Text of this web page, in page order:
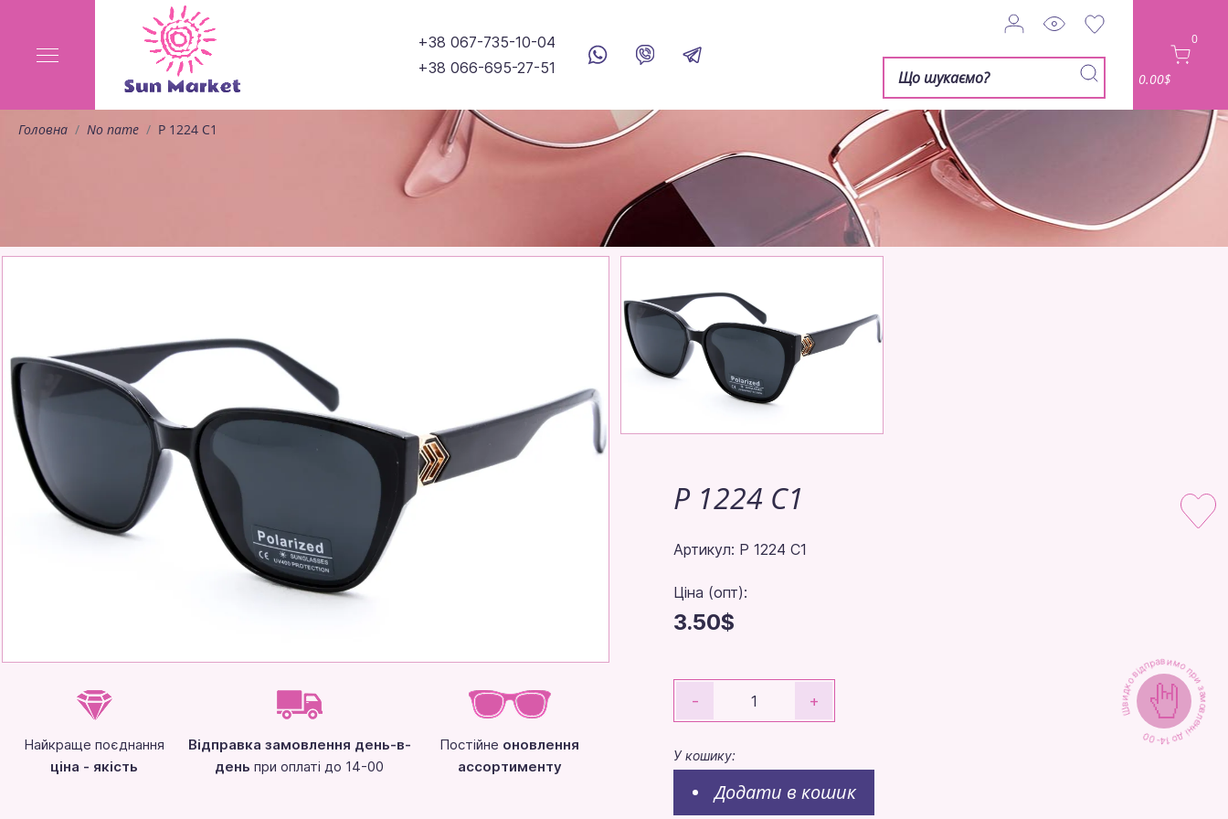
+38 067-735-10-04
+38 066-695-27-51
0
0.00$
Головна No name P 1224 C1
Найкраще поєднання
ціна - якість
Відправка замовлення день-в-
день при оплаті до 14-00
Постійне оновлення
ассортименту
P 1224 C1
Артикул: P 1224 C1
Ціна (опт):
3.50$
- +
У кошику:
Додати в кошик
Швидко відправимо при замовленні до 14-00